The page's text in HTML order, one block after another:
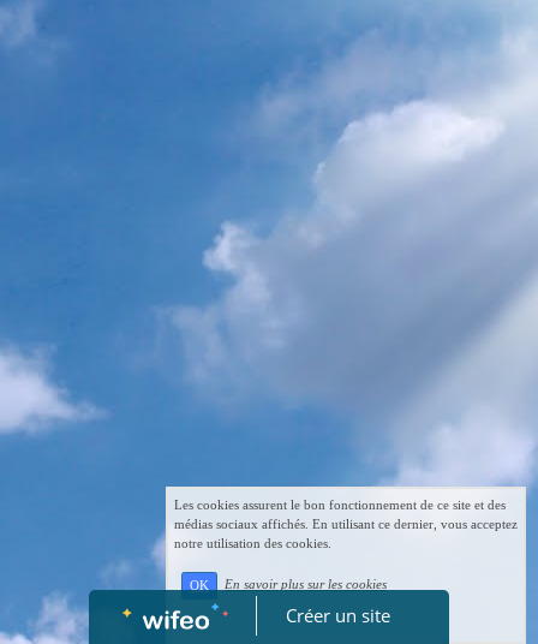
Créer un site
Les cookies assurent le bon fonctionnement de ce site et des
médias sociaux affichés. En utilisant ce dernier, vous acceptez
notre utilisation des cookies.
OK En savoir plus sur les cookies